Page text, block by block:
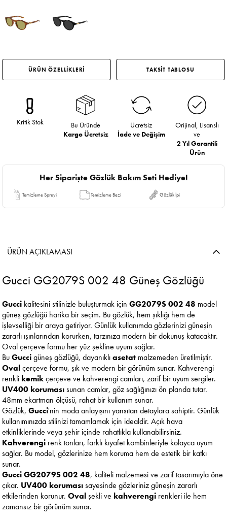
ÜRÜN ÖZELLİKLERİ TAKSİT TABLOSU
Kritik Stok
Bu Üründe
Kargo Ücretsiz
Ücretsiz
İade ve Değişim
Orijinal, Lisanslı
ve
2 Yıl Garantili
Ürün
Her Siparişte Gözlük Bakım Seti Hediye!
Temizleme Spreyi Temizleme Bezi Gözlük İpi
ÜRÜN AÇIKLAMASI
Gucci GG2079S 002 48 Güneş Gözlüğü
Gucci kalitesini stilinizle buluşturmak içinGG2079S 002 48 model
güneş gözlüğü harika bir seçim. Bu gözlük, hem şıklığı hem de
işlevselliği bir araya getiriyor. Günlük kullanımda gözlerinizi güneşin
zararlı ışınlarından korurken, tarzınıza modern bir dokunuş katacaktır.
Oval çerçeve formu her yüz şekline uyum sağlar.
BuGuccigüneş gözlüğü, dayanıklıasetat malzemeden üretilmiştir.
Ovalçerçeve formu, şık ve modern bir görünüm sunar. Kahverengi
renkli kemikçerçeve ve kahverengi camları, zarif bir uyum sergiler.
UV400 korumasısunan camlar, göz sağlığınızı ön planda tutar.
48mm ekartman ölçüsü, rahat bir kullanım sunar.
Gözlük,Gucci'nin moda anlayışını yansıtan detaylara sahiptir. Günlük
kullanımınızda stilinizi tamamlamak için idealdir. Açık hava
etkinliklerinde veya şehir içinde rahatlıkla kullanabilirsiniz.
Kahverengi renk tonları, farklı kıyafet kombinleriyle kolayca uyum
sağlar. Bu model, gözlerinize hem koruma hem de estetik bir katkı
sunar.
Gucci GG2079S 002 48, kaliteli malzemesi ve zarif tasarımıyla öne
çıkar. UV400 korumasısayesinde gözleriniz güneşin zararlı
etkilerinden korunur.Ovalşekli ve kahverengi renkleri ile hem
zamansız bir görünüm sunar.